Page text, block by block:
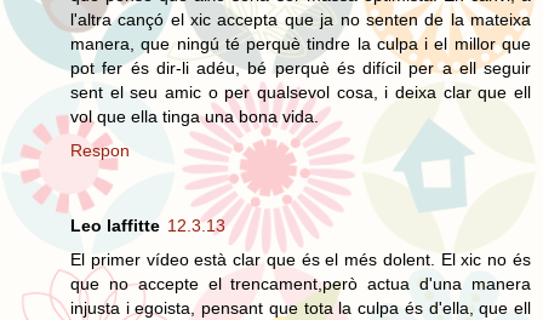
l'altra cançó el xic accepta que ja no senten de la mateixa
manera, que ningú té perquè tindre la culpa i el millor que
pot fer és dir-li adéu, bé perquè és difícil per a ell seguir
sent el seu amic o per qualsevol cosa, i deixa clar que ell
vol que ella tinga una bona vida.
Respon
Leo laffitte 12.3.13
El primer vídeo està clar que és el més dolent. El xic no és
que no accepte el trencament,però actua d'una manera
injusta i egoista, pensant que tota la culpa és d'ella, que ell